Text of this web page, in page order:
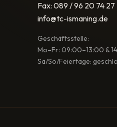
Fax: 089 / 96 20 74 27
info@tc-ismaning.de
Geschäftsstelle:
Mo–Fr: 09:00–13:00 &
Sa/So/Feiertage: